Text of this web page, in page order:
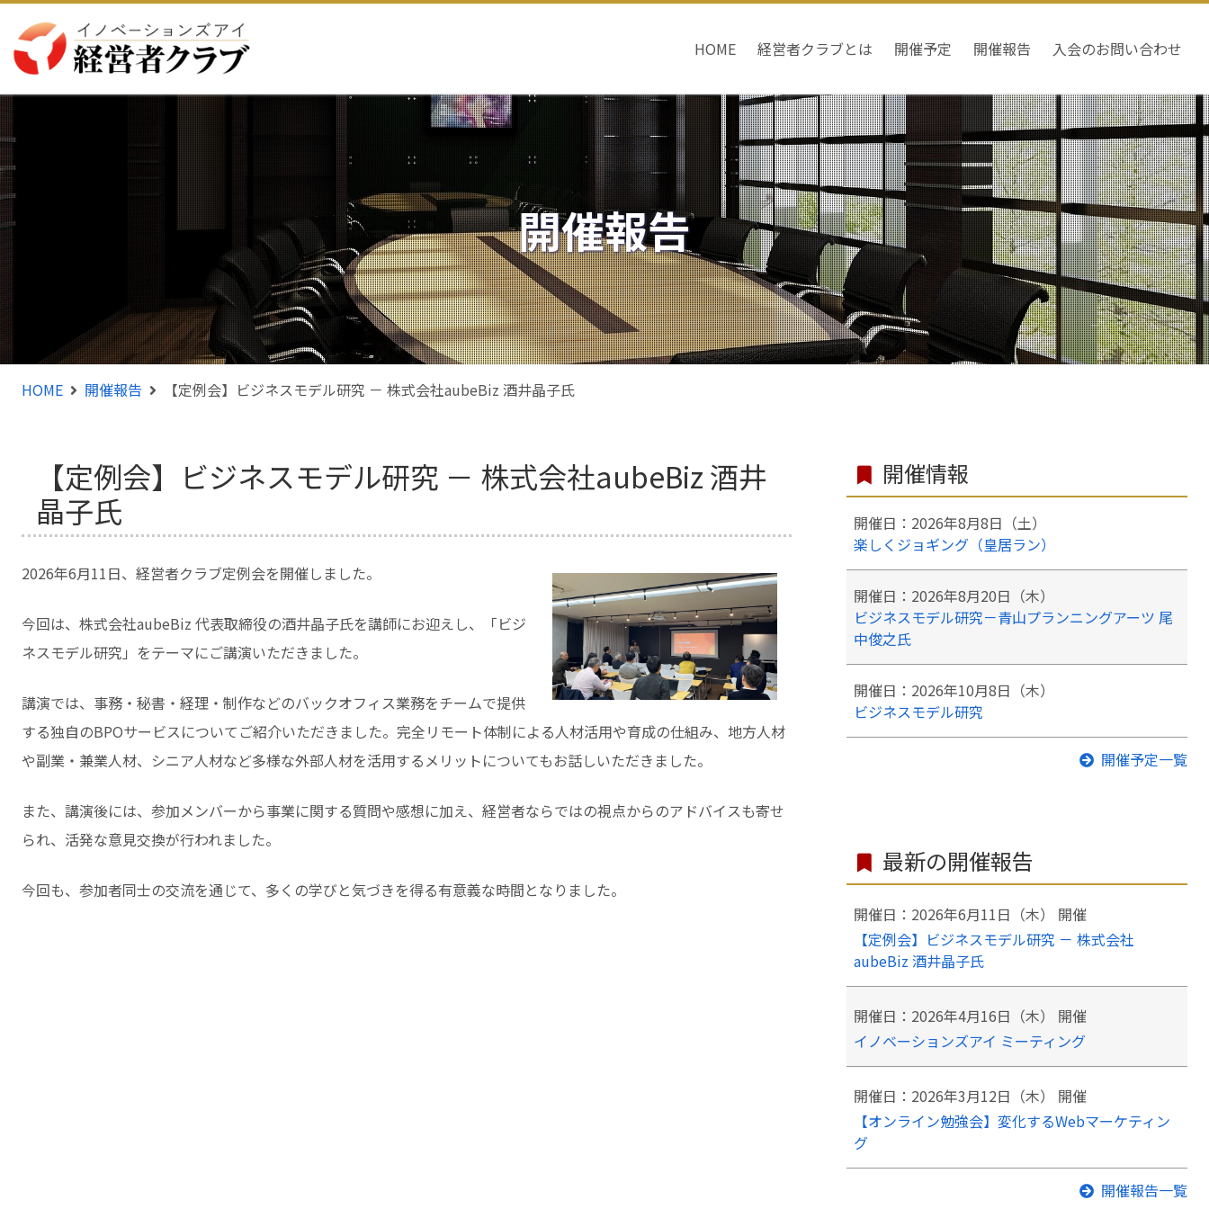
HOME 経営者クラブとは 開催予定 開催報告 入会のお問い合わせ
開催報告
HOME 開催報告 【定例会】ビジネスモデル研究 － 株式会社aubeBiz 酒井晶子氏
【定例会】ビジネスモデル研究 － 株式会社aubeBiz 酒井
晶子氏
2026年6月11日、経営者クラブ定例会を開催しました。
今回は、株式会社aubeBiz 代表取締役の酒井晶子氏を講師にお迎えし、「ビジ
ネスモデル研究」をテーマにご講演いただきました。
講演では、事務・秘書・経理・制作などのバックオフィス業務をチームで提供
する独自のBPOサービスについてご紹介いただきました。完全リモート体制による人材活用や育成の仕組み、地方人材
や副業・兼業人材、シニア人材など多様な外部人材を活用するメリットについてもお話しいただきました。
また、講演後には、参加メンバーから事業に関する質問や感想に加え、経営者ならではの視点からのアドバイスも寄せ
られ、活発な意見交換が行われました。
今回も、参加者同士の交流を通じて、多くの学びと気づきを得る有意義な時間となりました。
開催情報
開催日：2026年8月8日（土）
楽しくジョギング（皇居ラン）
開催日：2026年8月20日（木）
ビジネスモデル研究－青山プランニングアーツ 尾
中俊之氏
開催日：2026年10月8日（木）
ビジネスモデル研究
開催予定一覧
最新の開催報告
開催日：2026年6月11日（木） 開催
【定例会】ビジネスモデル研究 － 株式会社
aubeBiz 酒井晶子氏
開催日：2026年4月16日（木） 開催
イノベーションズアイ ミーティング
開催日：2026年3月12日（木） 開催
【オンライン勉強会】変化するWebマーケティン
グ
開催報告一覧